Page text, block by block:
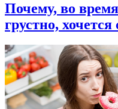
Почему, во
грустно, хочется